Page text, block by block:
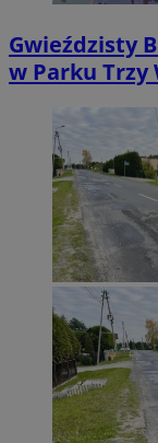
Gwieździsty
w Parku Trzy